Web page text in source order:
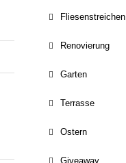
Fliesenstreichen
Renovierung
Garten
Terrasse
Ostern
Giveaway